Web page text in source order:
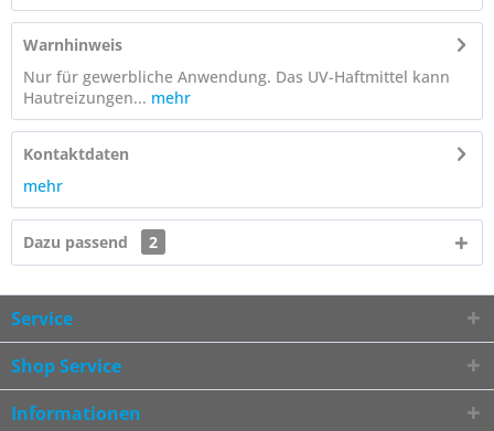
Warnhinweis
Nur für gewerbliche Anwendung. Das UV-Haftmittel kann
Hautreizungen... mehr
Kontaktdaten
mehr
Dazu passend 2
Service
Shop Service
Informationen